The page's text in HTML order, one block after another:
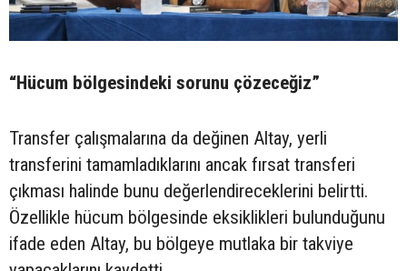
“Hücum bölgesindeki sorunu çözeceğiz”
Transfer çalışmalarına da değinen Altay, yerli
transferini tamamladıklarını ancak fırsat transferi
çıkması halinde bunu değerlendireceklerini belirtti.
Özellikle hücum bölgesinde eksiklikleri bulunduğunu
ifade eden Altay, bu bölgeye mutlaka bir takviye